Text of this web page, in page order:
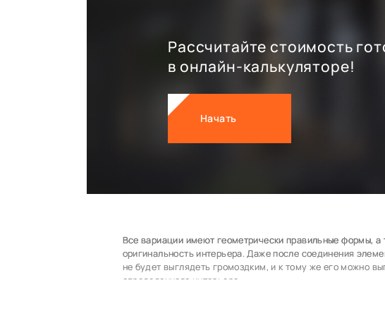
Рассчитайте стоимость
в онлайн-калькуляторе!
Начать
Все вариации имеют геометрически правильные формы, а
оригинальность интерьера. Даже после соединения
не будет выглядеть громоздким, и к тому же его можно
определенного интерьера.
На сегодняшний день существует несколько